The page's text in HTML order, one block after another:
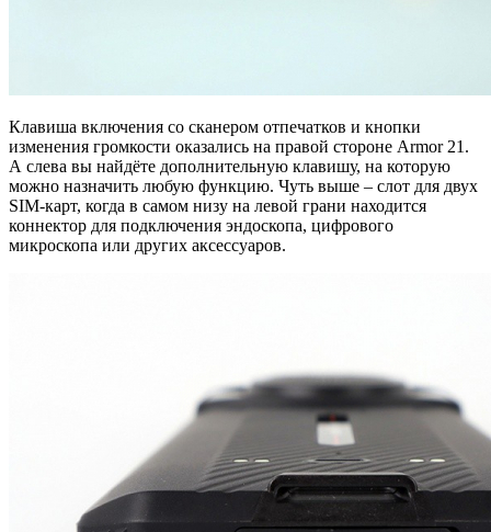
Клавиша включения со сканером отпечатков и кнопки
изменения громкости оказались на правой стороне Armor 21.
А слева вы найдёте дополнительную клавишу, на которую
можно назначить любую функцию. Чуть выше – слот для двух
SIM-карт, когда в самом низу на левой грани находится
коннектор для подключения эндоскопа, цифрового
микроскопа или других аксессуаров.